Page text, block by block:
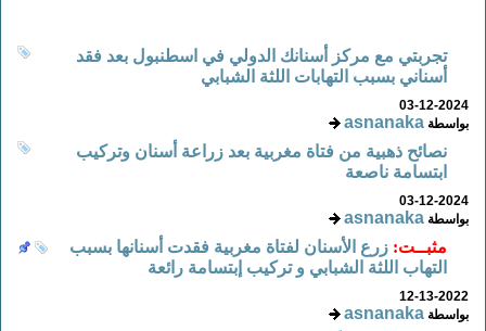
تجربتي مع مركز أسنانك الدولي في اسطنبول بعد فقد
أسناني بسبب التهابات اللثة الشبابي
03-12-2024
بواسطةasnanaka
نصائح ذهبية من فتاة مغربية بعد زراعة أسنان وتركيب
ابتسامة ناصعة
03-12-2024
بواسطةasnanaka
مثبــت: زرع الأسنان لفتاة مغربية فقدت أسنانها بسبب
التهاب اللثة الشبابي و تركيب إبتسامة رائعة
12-13-2022
بواسطةasnanaka